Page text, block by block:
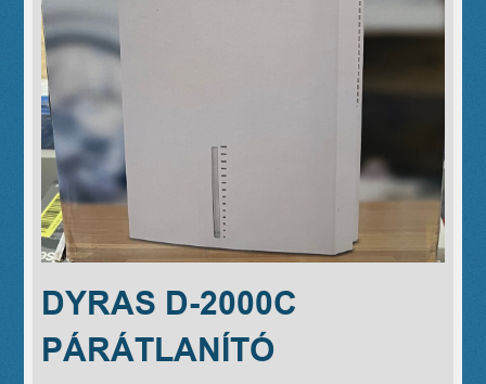
DYRAS D-2000C
PÁRÁTLANÍTÓ